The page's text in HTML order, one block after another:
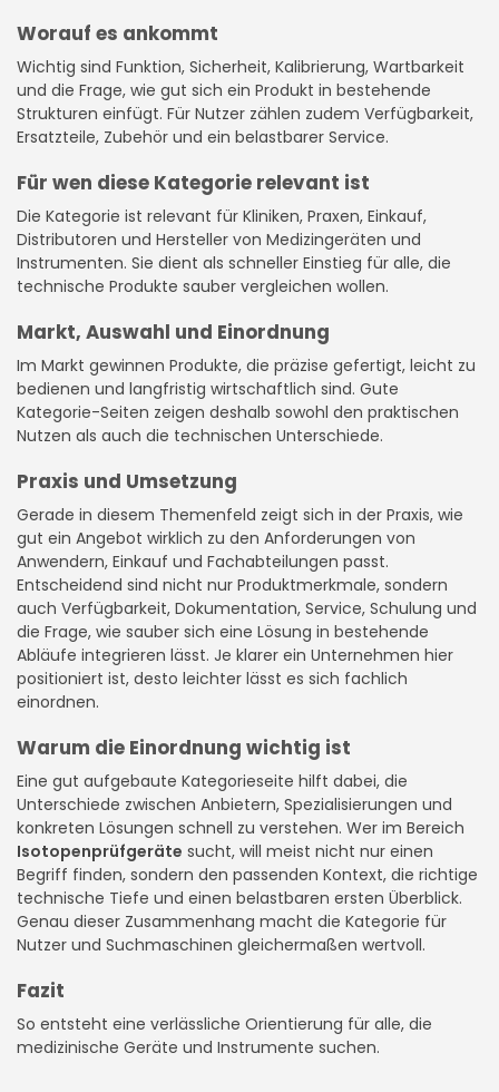
Worauf es ankommt
Wichtig sind Funktion, Sicherheit, Kalibrierung, Wartbarkeit
und die Frage, wie gut sich ein Produkt in bestehende
Strukturen einfügt. Für Nutzer zählen zudem Verfügbarkeit,
Ersatzteile, Zubehör und ein belastbarer Service.
Für wen diese Kategorie relevant ist
Die Kategorie ist relevant für Kliniken, Praxen, Einkauf,
Distributoren und Hersteller von Medizingeräten und
Instrumenten. Sie dient als schneller Einstieg für alle, die
technische Produkte sauber vergleichen wollen.
Markt, Auswahl und Einordnung
Im Markt gewinnen Produkte, die präzise gefertigt, leicht zu
bedienen und langfristig wirtschaftlich sind. Gute
Kategorie-Seiten zeigen deshalb sowohl den praktischen
Nutzen als auch die technischen Unterschiede.
Praxis und Umsetzung
Gerade in diesem Themenfeld zeigt sich in der Praxis, wie
gut ein Angebot wirklich zu den Anforderungen von
Anwendern, Einkauf und Fachabteilungen passt.
Entscheidend sind nicht nur Produktmerkmale, sondern
auch Verfügbarkeit, Dokumentation, Service, Schulung und
die Frage, wie sauber sich eine Lösung in bestehende
Abläufe integrieren lässt. Je klarer ein Unternehmen hier
positioniert ist, desto leichter lässt es sich fachlich
einordnen.
Warum die Einordnung wichtig ist
Eine gut aufgebaute Kategorieseite hilft dabei, die
Unterschiede zwischen Anbietern, Spezialisierungen und
konkreten Lösungen schnell zu verstehen. Wer im Bereich
Isotopenprüfgeräte sucht, will meist nicht nur einen
Begriff finden, sondern den passenden Kontext, die richtige
technische Tiefe und einen belastbaren ersten Überblick.
Genau dieser Zusammenhang macht die Kategorie für
Nutzer und Suchmaschinen gleichermaßen wertvoll.
Fazit
So entsteht eine verlässliche Orientierung für alle, die
medizinische Geräte und Instrumente suchen.